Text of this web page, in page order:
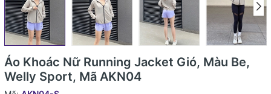
Áo Khoác Nữ Running Jacket Gió, Màu Be,
Welly Sport, Mã AKN04